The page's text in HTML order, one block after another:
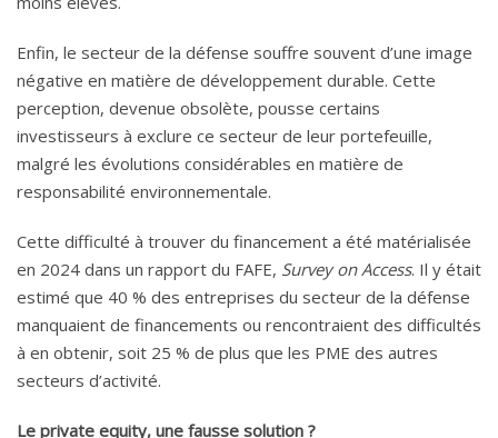
Enfin, le secteur de la défense souffre souvent d’une image
négative en matière de développement durable. Cette
perception, devenue obsolète, pousse certains
investisseurs à exclure ce secteur de leur portefeuille,
malgré les évolutions considérables en matière de
responsabilité environnementale.
Cette difficulté à trouver du financement a été matérialisée
en 2024 dans un rapport du FAFE, Survey on Access. Il y était
estimé que 40 % des entreprises du secteur de la défense
manquaient de financements ou rencontraient des difficultés
à en obtenir, soit 25 % de plus que les PME des autres
secteurs d’activité.
Le private equity, une fausse solution ?